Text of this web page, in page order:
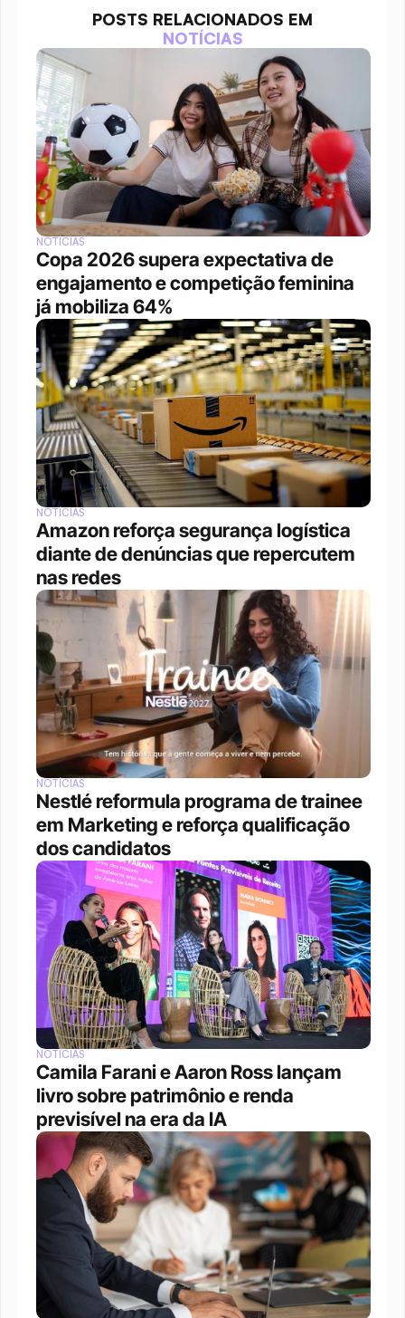
POSTS RELACIONADOS EM
NOTÍCIAS
NOTÍCIAS
Copa 2026 supera expectativa de
engajamento e competição feminina
já mobiliza 64%
NOTÍCIAS
Amazon reforça segurança logística
diante de denúncias que repercutem
nas redes
NOTÍCIAS
Nestlé reformula programa de trainee
em Marketing e reforça qualificação
dos candidatos
NOTÍCIAS
Camila Farani e Aaron Ross lançam
livro sobre patrimônio e renda
previsível na era da IA